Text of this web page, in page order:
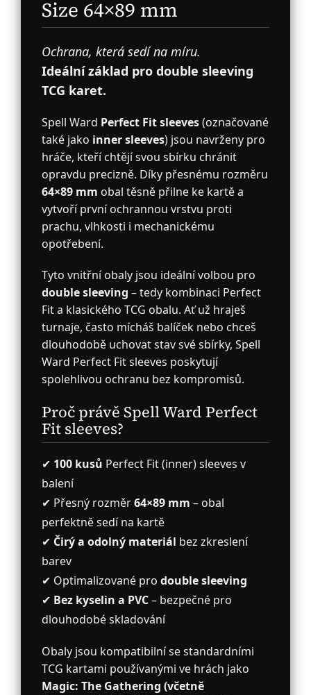
Size 64×89 mm
Ochrana, která sedí na míru.
Ideální základ pro double sleeving
TCG karet.
Spell Ward Perfect Fit sleeves(označované
také jako inner sleeves) jsou navrženy pro
hráče, kteří chtějí svou sbírku chránit
opravdu precizně. Díky přesnému rozměru
64×89 mm obal těsně přilne ke kartě a
vytvoří první ochrannou vrstvu proti
prachu, vlhkosti i mechanickému
opotřebení.
Tyto vnitřní obaly jsou ideální volbou pro
double sleeving – tedy kombinaci Perfect
Fit a klasického TCG obalu. Ať už hraješ
turnaje, často mícháš balíček nebo chceš
dlouhodobě uchovat stav své sbírky, Spell
Ward Perfect Fit sleeves poskytují
spolehlivou ochranu bez kompromisů.
Proč právě Spell Ward Perfect
Fit sleeves?
✔ 100 kusů Perfect Fit (inner) sleeves v
balení
✔ Přesný rozměr64×89 mm – obal
perfektně sedí na kartě
✔ Čirý a odolný materiál bez zkreslení
barev
✔ Optimalizované pro double sleeving
✔ Bez kyselin a PVC– bezpečné pro
dlouhodobé skladování
Obaly jsou kompatibilní se standardními
TCG kartami používanými ve hrách jako
Magic: The Gathering (včetně